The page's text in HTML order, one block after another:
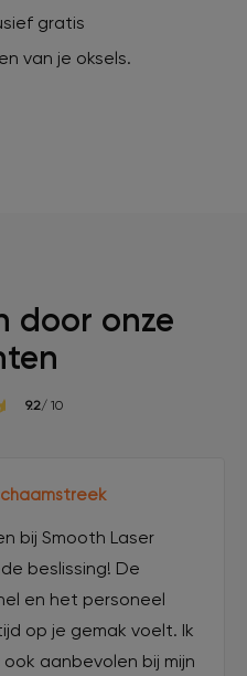
gratis
van je oksels.
door onze
9.2/ 10
bij Smooth Laser
beslissing! De
en het personeel
op je gemak voelt. Ik
aanbevolen bij mijn